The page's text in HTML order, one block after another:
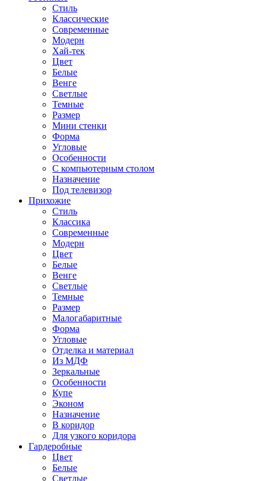
Стиль
Классические
Современные
Модерн
Хай-тек
Цвет
Белые
Венге
Светлые
Темные
Размер
Мини стенки
Форма
Угловые
Особенности
С компьютерным столом
Назначение
Под телевизор
Прихожие
Стиль
Классика
Современные
Модерн
Цвет
Белые
Венге
Светлые
Темные
Размер
Малогабаритные
Форма
Угловые
Отделка и материал
Из МДФ
Зеркальные
Особенности
Купе
Эконом
Назначение
В коридор
Для узкого коридора
Гардеробные
Цвет
Белые
Светлые